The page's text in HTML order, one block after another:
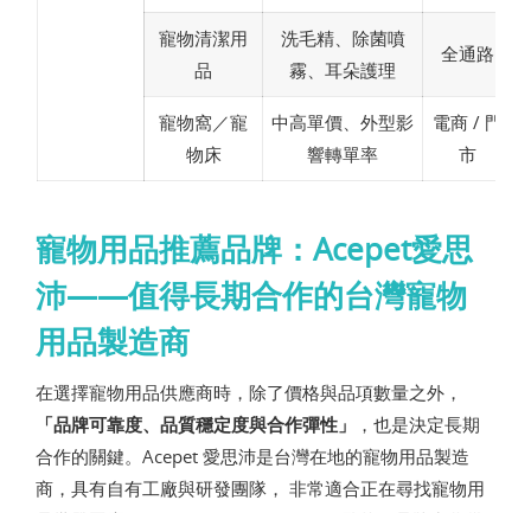
寵物清潔用
品
洗毛精、除菌噴
霧、耳朵護理
全通路
寵物窩／寵
物床
中高單價、外型影
響轉單率
電商 / 門
市
寵物用品推薦品牌：Acepet愛思
沛——值得長期合作的台灣寵物
用品製造商
在選擇寵物用品供應商時，除了價格與品項數量之外，
「品牌可靠度、品質穩定度與合作彈性」
，也是決定長期
合作的關鍵。Acepet 愛思沛是台灣在地的寵物用品製造
商，具有自有工廠與研發團隊， 非常適合正在尋找寵物用